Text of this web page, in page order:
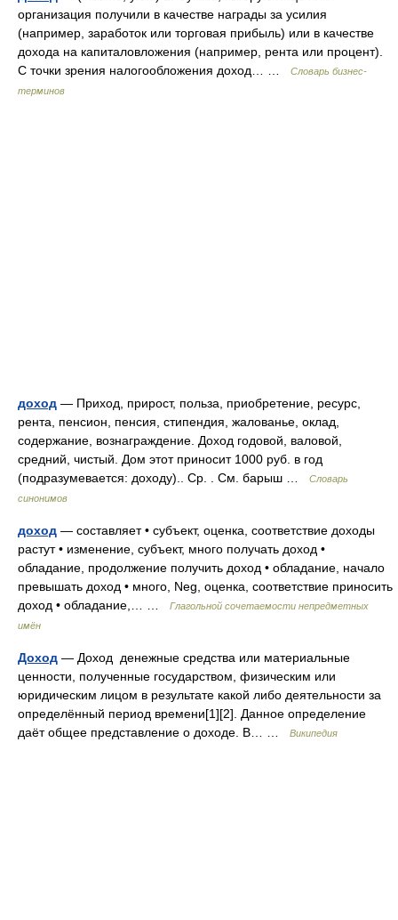
организация получили в качестве награды за усилия
(например, заработок или торговая прибыль) или в качестве
дохода на капиталовложения (например, рента или процент).
С точки зрения налогообложения доход… …
Словарь бизнес-
терминов
доход — Приход, прирост, польза, приобретение, ресурс,
рента, пенсион, пенсия, стипендия, жалованье, оклад,
содержание, вознаграждение. Доход годовой, валовой,
средний, чистый. Дом этот приносит 1000 руб. в год
(подразумевается: доходу).. Ср. . См. барыш …
Словарь
синонимов
доход — составляет • субъект, оценка, соответствие доходы
растут • изменение, субъект, много получать доход •
обладание, продолжение получить доход • обладание, начало
превышать доход • много, Neg, оценка, соответствие приносить
доход • обладание,… …
Глагольной сочетаемости непредметных
имён
Доход — Доход денежные средства или материальные
ценности, полученные государством, физическим или
юридическим лицом в результате какой либо деятельности за
определённый период времени[1][2]. Данное определение
даёт общее представление о доходе. В… …
Википедия